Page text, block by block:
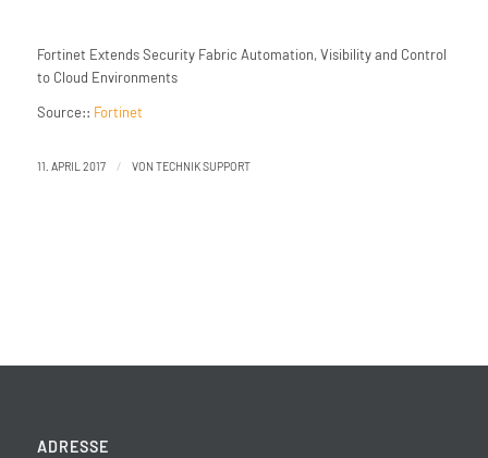
Fortinet Extends Security Fabric Automation, Visibility and Control
to Cloud Environments
Source:: Fortinet
11. APRIL 2017 / VON TECHNIK SUPPORT
ADRESSE